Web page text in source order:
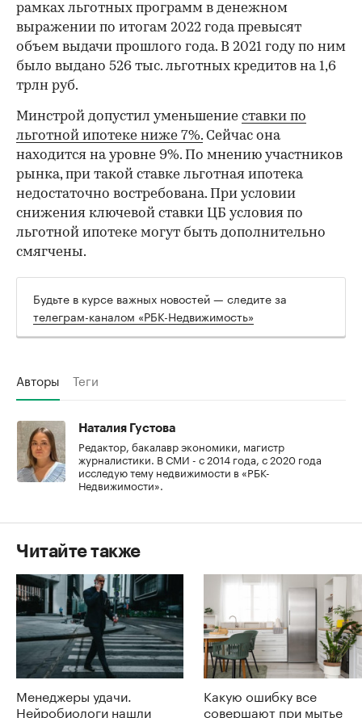
рамках льготных программ в денежном
выражении по итогам 2022 года превысят
объем выдачи прошлого года. В 2021 году по ним
было выдано 526 тыс. льготных кредитов на 1,6
трлн руб.
Минстрой допустил уменьшение ставки по
льготной ипотеке ниже 7%. Сейчас она
находится на уровне 9%. По мнению участников
рынка, при такой ставке льготная ипотека
недостаточно востребована. При условии
снижения ключевой ставки ЦБ условия по
льготной ипотеке могут быть дополнительно
смягчены.
Будьте в курсе важных новостей — следите за
телеграм-каналом «РБК-Недвижимость»
Авторы Теги
Наталия Густова
Редактор, бакалавр экономики, магистр
журналистики. В СМИ - с 2014 года, с 2020 года
исследую тему недвижимости в «РБК-
Недвижимости».
Читайте также
Менеджеры удачи.
Нейробиологи нашли
Какую ошибку все
совершают при мытье